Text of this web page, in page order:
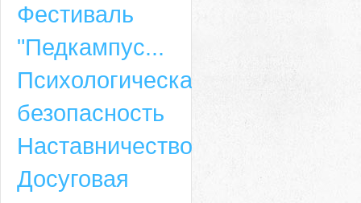
Фестиваль
"Педкампус...
Психологическая
безопасность
Наставничество
Досуговая